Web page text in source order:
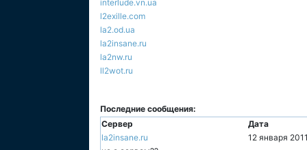
interlude.vn.ua
l2exille.com
la2.od.ua
la2insane.ru
la2nw.ru
ll2wot.ru
Последние сообщения:
Сервер
Дата
la2insane.ru
12 января